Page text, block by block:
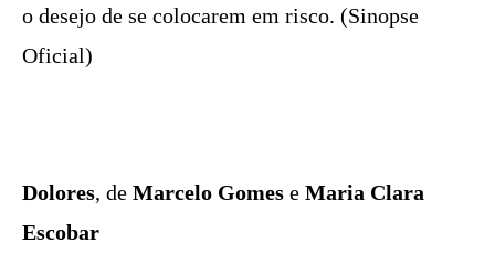
o desejo de se colocarem em risco. (Sinopse
Oficial)
Dolores, de Marcelo Gomes e Maria Clara
Escobar